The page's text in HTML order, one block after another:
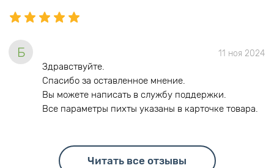
Б 11 ноя 2024
Здравствуйте.
Спасибо за оставленное мнение.
Вы можете написать в службу поддержки.
Все параметры пихты указаны в карточке товара.
Читать все отзывы